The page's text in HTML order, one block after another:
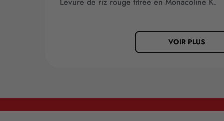
Levure de riz rouge titrée en Monacoline K.
VOIR PLUS